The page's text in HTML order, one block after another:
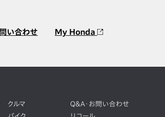
い合わせ My Honda
クルマ
Q&A・お問い合わせ